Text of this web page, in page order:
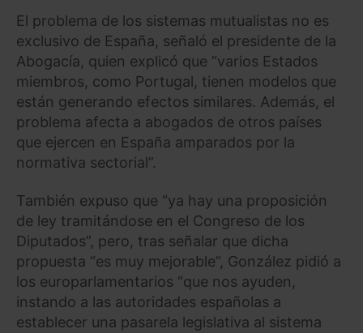
El problema de los sistemas mutualistas no es
exclusivo de España, señaló el presidente de la
Abogacía, quien explicó que “varios Estados
miembros, como Portugal, tienen modelos que
están generando efectos similares. Además, el
problema afecta a abogados de otros países
que ejercen en España amparados por la
normativa sectorial”.
También expuso que “ya hay una proposición
de ley tramitándose en el Congreso de los
Diputados”, pero, tras señalar que dicha
propuesta “es muy mejorable”, González pidió a
los europarlamentarios “que nos ayuden,
instando a las autoridades españolas a
establecer una pasarela legislativa al sistema